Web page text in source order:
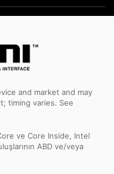
and market and may
timing varies. See
ve Core Inside, Intel
ABD ve/veya